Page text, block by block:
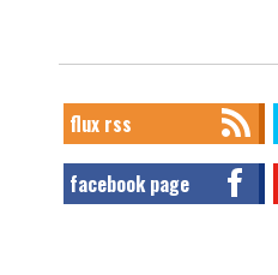
flux rss
facebook page